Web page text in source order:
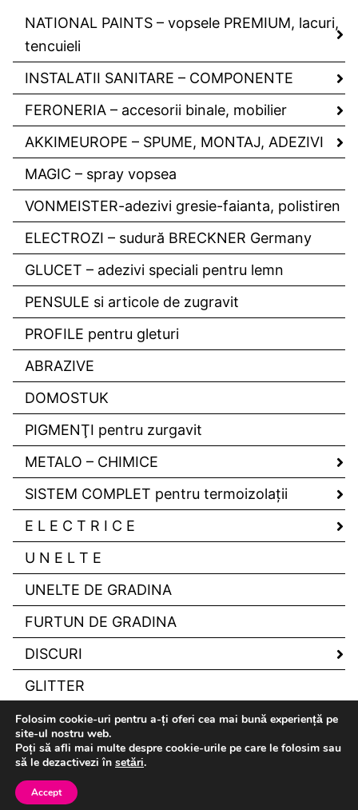
NATIONAL PAINTS – vopsele PREMIUM, lacuri,
tencuieli
INSTALATII SANITARE – COMPONENTE
FERONERIA – accesorii binale, mobilier
AKKIMEUROPE – SPUME, MONTAJ, ADEZIVI
MAGIC – spray vopsea
VONMEISTER-adezivi gresie-faianta, polistiren
ELECTROZI – sudură BRECKNER Germany
GLUCET – adezivi speciali pentru lemn
PENSULE si articole de zugravit
PROFILE pentru gleturi
ABRAZIVE
DOMOSTUK
PIGMENŢI pentru zurgavit
METALO – CHIMICE
SISTEM COMPLET pentru termoizolaţii
E L E C T R I C E
U N E L T E
UNELTE DE GRADINA
FURTUN DE GRADINA
DISCURI
GLITTER
Folosim cookie-uri pentru a-ți oferi cea mai bună experiență pe
site-ul nostru web.
Poți să afli mai multe despre cookie-urile pe care le folosim sau
să le dezactivezi în setări.
Accept